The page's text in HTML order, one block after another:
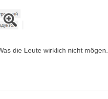
die Leute wirklich nicht mögen.